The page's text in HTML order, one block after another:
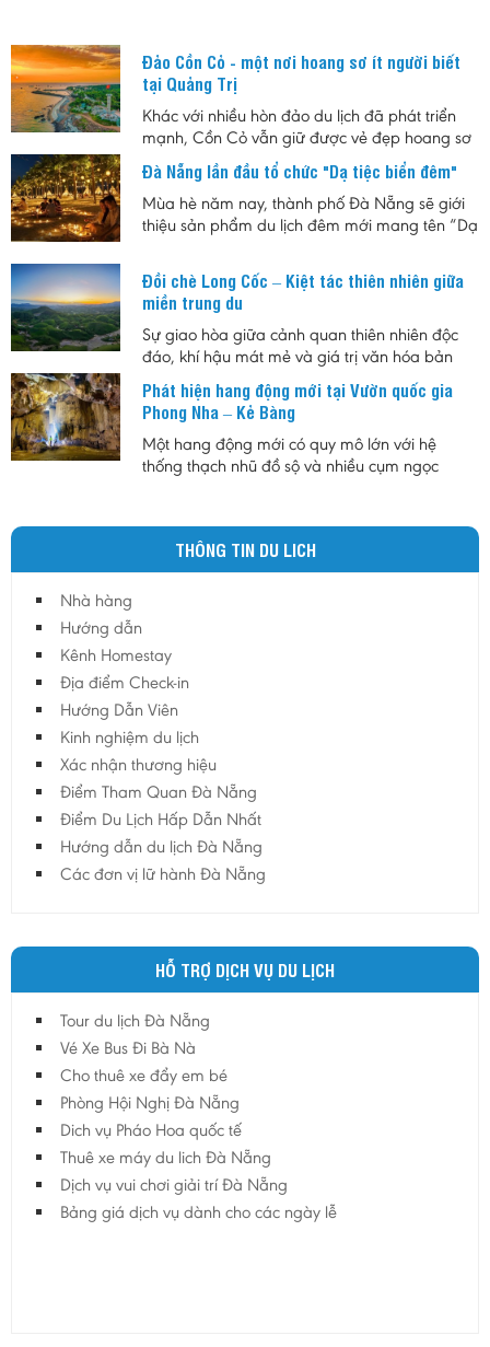
Đảo Cồn Cỏ - một nơi hoang sơ ít người biết
tại Quảng Trị
Khác với nhiều hòn đảo du lịch đã phát triển
mạnh, Cồn Cỏ vẫn giữ được vẻ đẹp hoang sơ
cùng nhịp sống chậm. Đây là lựa chọn phù
hợp cho những ai muốn tìm một nơi nghỉ ngắn
ngày, tránh sự đông đúc, đồng thời khám phá
hệ sinh thái biển, rừng nguyên sinh và những
Đà Nẵng lần đầu tổ chức "Dạ tiệc biển đêm"
Mùa hè năm nay, thành phố Đà Nẵng sẽ giới
thiệu sản phẩm du lịch đêm mới mang tên “Dạ
dân và du khách những trải nghiệm độc đáo
giữa không gian biển về đêm với sự kết hợp
của ánh sáng, ẩm thực và âm nhạc.
Đồi chè Long Cốc – Kiệt tác thiên nhiên giữa
miền trung du
Sự giao hòa giữa cảnh quan thiên nhiên độc
đáo, khí hậu mát mẻ và giá trị văn hóa bản
địa đã tạo nên sức hút riêng cho đồi chè Long
Cốc. Không chỉ là vùng nguyên liệu chè nổi
tiếng, nơi đây còn được xem là biểu tượng của
du lịch sinh thái Phú Thọ, góp phần quảng bá
hình ảnh vùng trung du Việt Nam đến với du
Phát hiện hang động mới tại Vườn quốc gia
Phong Nha – Kẻ Bàng
Một hang động mới có quy mô lớn với hệ
thống thạch nhũ đồ sộ và nhiều cụm ngọc
triển vọng cho công tác nghiên cứu khoa học,
bảo tồn thiên nhiên và phát triển du lịch khám
phá.
THÔNG TIN DU LICH
Nhà hàng
Hướng dẫn
Kênh Homestay
Địa điểm Check-in
Hướng Dẫn Viên
Kinh nghiệm du lịch
Xác nhận thương hiệu
Điểm Tham Quan Đà Nẵng
Điểm Du Lịch Hấp Dẫn Nhất
Hướng dẫn du lịch Đà Nẵng
Các đơn vị lữ hành Đà Nẵng
HỖ TRỢ DỊCH VỤ DU LỊCH
Tour du lịch Đà Nẵng
Vé Xe Bus Đi Bà Nà
Cho thuê xe đẩy em bé
Phòng Hội Nghị Đà Nẵng
Dich vụ Pháo Hoa quốc tế
Thuê xe máy du lich Đà Nẵng
Dịch vụ vui chơi giải trí Đà Nẵng
Bảng giá dịch vụ dành cho các ngày lễ